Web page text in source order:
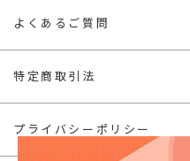
よくあるご質問
特定商取引法
プライバシーポリシー